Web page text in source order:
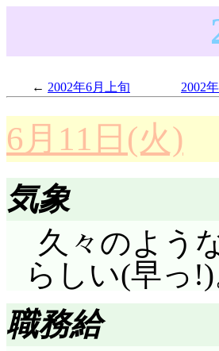
2002年6月上旬 2002
6月11日(火)
気象
久々のよう
らしい(早っ
職務給